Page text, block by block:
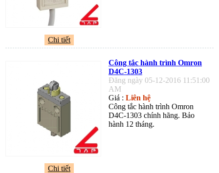
Chi tiết
Công tắc hành trình Omron
D4C-1303
Đăng ngày 05-12-2016 11:51:00
AM
Giá : Liên hệ
Công tắc hành trình Omron
D4C-1303 chính hãng. Bảo
hành 12 tháng.
Chi tiết